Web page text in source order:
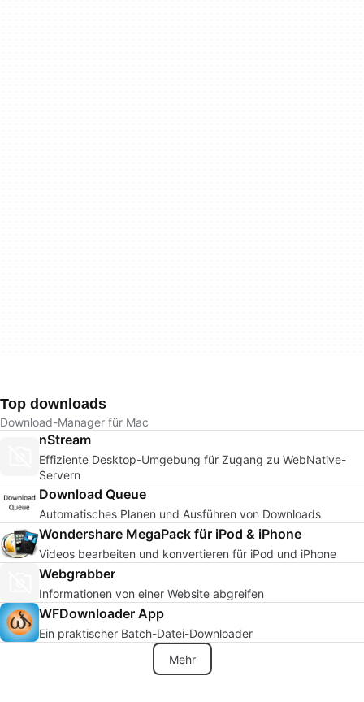
Top downloads
Download-Manager für Mac
nStream
Effiziente Desktop-Umgebung für Zugang zu WebNative-
Servern
Download Queue
Automatisches Planen und Ausführen von Downloads
Wondershare MegaPack für iPod & iPhone
Videos bearbeiten und konvertieren für iPod und iPhone
Webgrabber
Informationen von einer Website abgreifen
WFDownloader App
Ein praktischer Batch-Datei-Downloader
Mehr